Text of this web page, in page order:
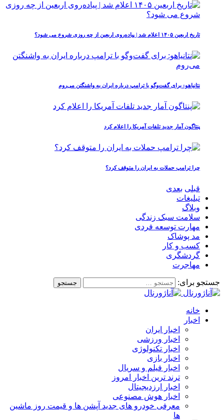
تاریخ اربعین ۱۴۰۵ اعلام شد | پیاده‌روی اربعین از چه روزی شروع می‌ شود؟
نتانیاهو: برای گفت‌وگو با ترامپ درباره ایران به واشنگتن می‌روم
پنتاگون آمار جدید تلفات آمریکا را اعلام کرد
چرا ترامپ حملات به ایران را متوقف کرد؟
قبلی بعدی
تبلیغات
وبلاگ
سلامت سبک زندگی
مهارت توسعه فردی
مد پوشاک
کسب و کار
گردشگری
مهاجرت
جستجو برای:
خانه
اخبار
اخبار ایران
اخبار ورزشی
اخبار تکنولوژی
اخبار بازی
اخبار فیلم و سریال
ترند ترین اخبار امروز
اخبار ارزدیجیتال
اخبار هوش مصنوعی
معرفی خودرو های جدید آپشن‌ ها و قیمت روز ماشین‌
ها